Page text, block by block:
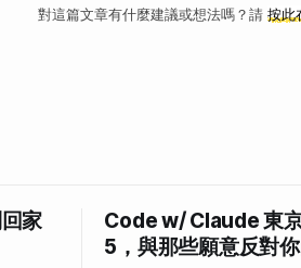
對這篇文章有什麼建議或想法嗎？請 按此
家
Code w/ Claude 東
5，與那些願意反對